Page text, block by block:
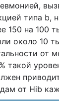
типа b,
150 на 100
около 10
от
такой
от Hib